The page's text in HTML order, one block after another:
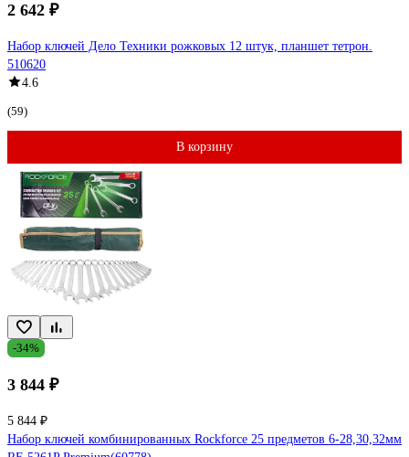
2 642 ₽
Набор ключей Дело Техники рожковых 12 штук, планшет тетрон.
510620
4.6
(59)
В корзину
-34%
3 844 ₽
5 844 ₽
Набор ключей комбинированных Rockforce 25 предметов 6-28,30,32мм